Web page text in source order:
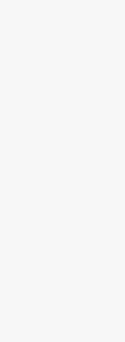
untuk
pengadaan
travel/agency di
Apa yang membedakan
lainnya ? Kami
masukan seputar
Mengapa
Haji dan Umroh
Kejujuran merupakan
Terpercaya kami sudah
koper haji dan umroh dari
Dengan banyak nya
berpengaruh harga tas
kami berikan dapat